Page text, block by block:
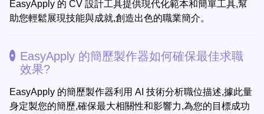
EasyApply 的 CV 設計工具提供現代化範本和簡單工具,幫
助您輕鬆展現技能與成就,創造出色的職業簡介。
EasyApply 的簡歷製作器如何確保最佳求職
效果?
EasyApply 的簡歷製作器利用 AI 技術分析職位描述,據此量
身定製您的簡歷,確保最大相關性和影響力,為您的目標成功